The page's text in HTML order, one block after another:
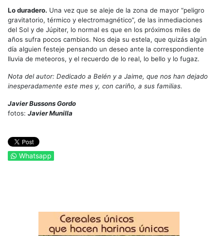
Lo duradero. Una vez que se aleje de la zona de mayor “peligro
gravitatorio, térmico y electromagnético”, de las inmediaciones
del Sol y de Júpiter, lo normal es que en los próximos miles de
años sufra pocos cambios. Nos deja su estela, que quizás algún
día alguien festeje pensando un deseo ante la correspondiente
lluvia de meteoros, y el recuerdo de lo real, lo bello y lo fugaz.
Nota del autor: Dedicado a Belén y a Jaime, que nos han dejado
inesperadamente este mes y, con cariño, a sus familias.
Javier Bussons Gordo
fotos: Javier Munilla
Whatsapp